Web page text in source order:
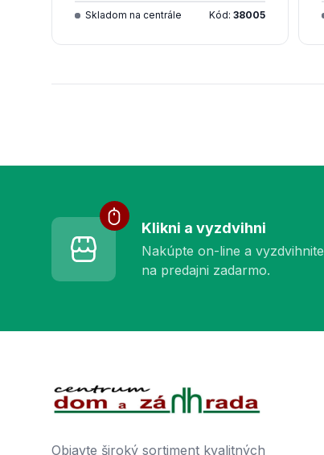
Skladom na centrále Kód: 38005
Služby pre vásKlikni a vyzdvihni
Nakúpte on-line a vyzdvihnite
na predajni zadarmo.
Objavte široký sortiment kvalitných